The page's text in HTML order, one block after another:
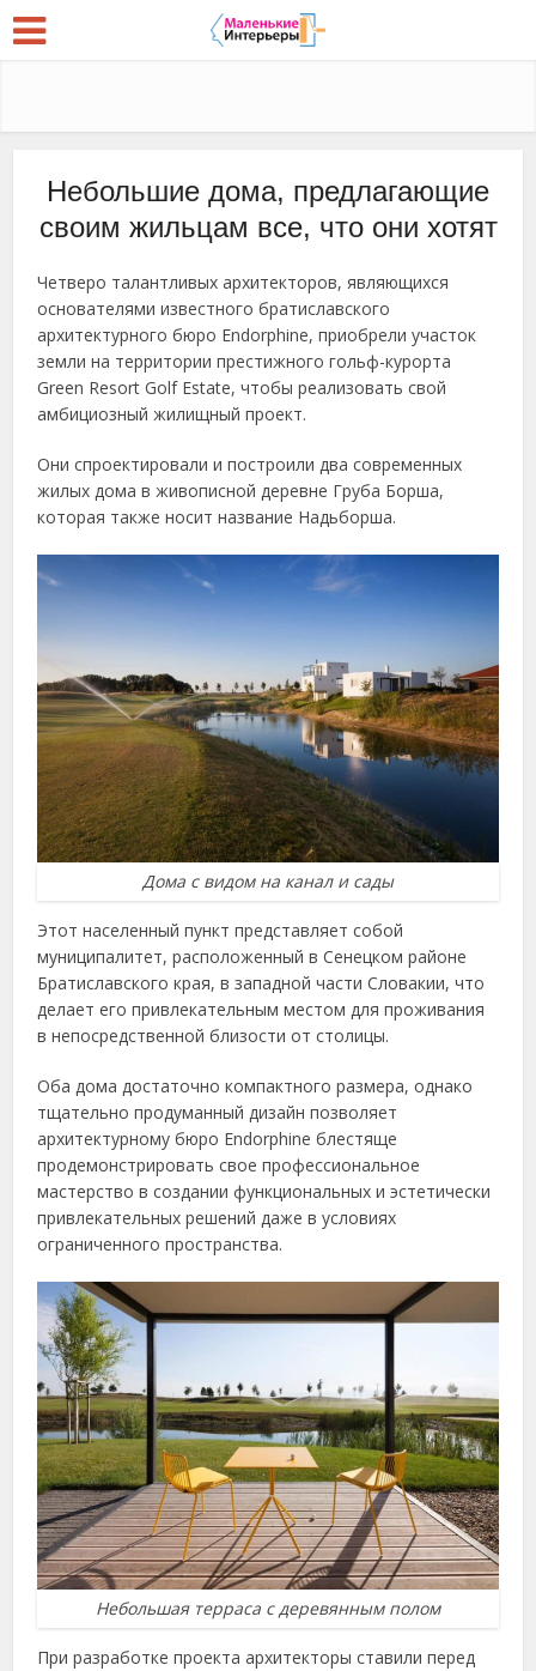
Небольшие дома, предлагающие
своим жильцам все, что они хотят
Четверо талантливых архитекторов, являющихся
основателями известного братиславского
архитектурного бюро Endorphine, приобрели участок
земли на территории престижного гольф-курорта
Green Resort Golf Estate, чтобы реализовать свой
амбициозный жилищный проект.
Они спроектировали и построили два современных
жилых дома в живописной деревне Груба Борша,
которая также носит название Надьборша.
Дома с видом на канал и сады
Этот населенный пункт представляет собой
муниципалитет, расположенный в Сенецком районе
Братиславского края, в западной части Словакии, что
делает его привлекательным местом для проживания
в непосредственной близости от столицы.
Оба дома достаточно компактного размера, однако
тщательно продуманный дизайн позволяет
архитектурному бюро Endorphine блестяще
продемонстрировать свое профессиональное
мастерство в создании функциональных и эстетически
привлекательных решений даже в условиях
ограниченного пространства.
Небольшая терраса с деревянным полом
При разработке проекта архитекторы ставили перед